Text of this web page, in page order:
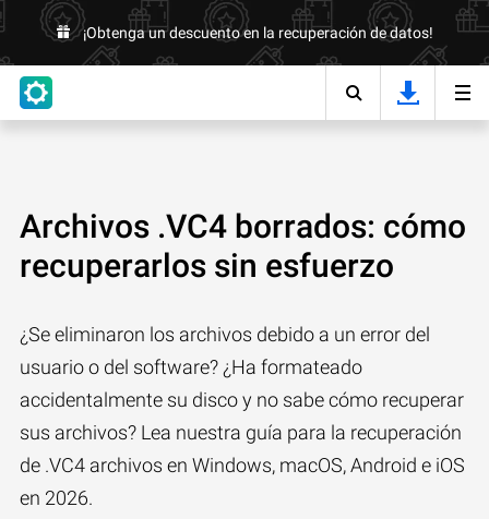
¡Obtenga un descuento en la recuperación de datos!
Archivos .VC4 borrados: cómo
recuperarlos sin esfuerzo
¿Se eliminaron los archivos debido a un error del
usuario o del software? ¿Ha formateado
accidentalmente su disco y no sabe cómo recuperar
sus archivos? Lea nuestra guía para la recuperación
de .VC4 archivos en Windows, macOS, Android e iOS
en 2026.